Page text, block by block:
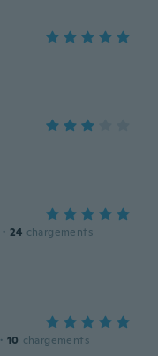
· 24 chargements
· 10 chargements